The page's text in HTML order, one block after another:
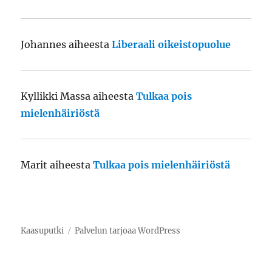
Johannes aiheestaLiberaali oikeistopuolue
Kyllikki Massa aiheestaTulkaa pois
mielenhäiriöstä
Marit aiheestaTulkaa pois mielenhäiriöstä
Kaasuputki Palvelun tarjoaa WordPress